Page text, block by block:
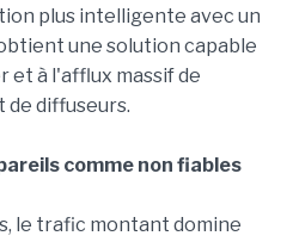
plus intelligente avec un
une solution capable
et à l'afflux massif de
diffuseurs.
comme non fiables
le trafic montant domine